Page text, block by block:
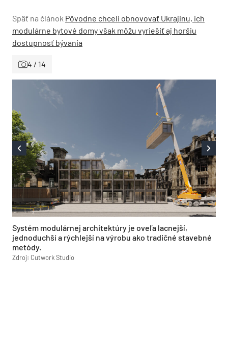
Späť na článok Pôvodne chceli obnovovať Ukrajinu, ich
modulárne bytové domy však môžu vyriešiť aj horšiu
dostupnosť bývania
4 / 14
Systém modulárnej architektúry je oveľa lacnejší,
jednoduchší a rýchlejší na výrobu ako tradičné stavebné
metódy.
Zdroj: Cutwork Studio